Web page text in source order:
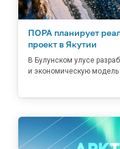
ПОРА планирует
проект в Якутии
В Булунском улусе
и экономическую модель